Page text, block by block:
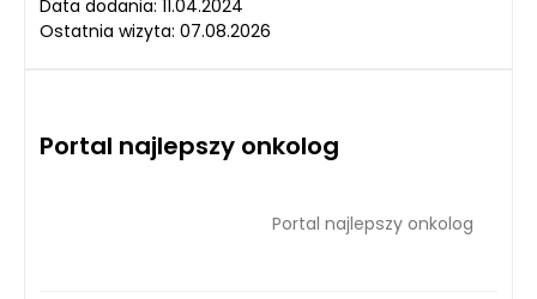
Data dodania: 11.04.2024
Ostatnia wizyta: 07.08.2026
Portal najlepszy onkolog
Portal najlepszy onkolog